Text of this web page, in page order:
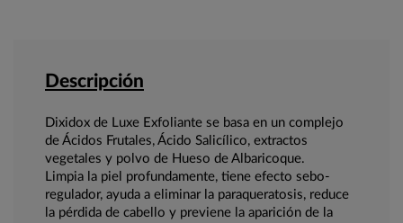
Descripción
Dixidox de Luxe Exfoliante se basa en un complejo
de Ácidos Frutales, Ácido Salicílico, extractos
vegetales y polvo de Hueso de Albaricoque.
Limpia la piel profundamente, tiene efecto sebo-
regulador, ayuda a eliminar la paraqueratosis, reduce
la pérdida de cabello y previene la aparición de la